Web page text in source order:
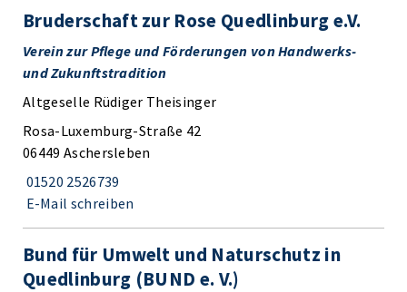
Bruderschaft zur Rose Quedlinburg e.V.
Verein zur Pflege und Förderungen von Handwerks-
und Zukunftstradition
Altgeselle Rüdiger Theisinger
Rosa-Luxemburg-Straße 42
06449 Aschersleben
01520 2526739
E-Mail schreiben
Bund für Umwelt und Naturschutz in
Quedlinburg (BUND e. V.)